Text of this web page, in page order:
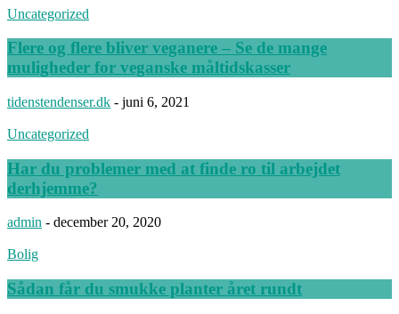
Uncategorized
Flere og flere bliver veganere – Se de mange
muligheder for veganske måltidskasser
tidenstendenser.dk - juni 6, 2021
Uncategorized
Har du problemer med at finde ro til arbejdet
derhjemme?
admin - december 20, 2020
Bolig
Sådan får du smukke planter året rundt